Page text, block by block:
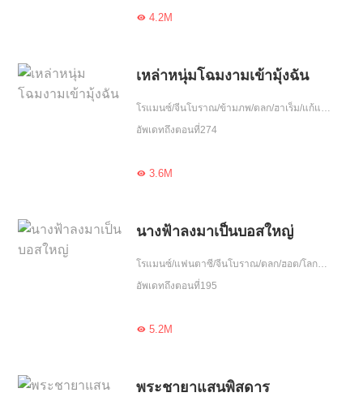
4.2M
เหล่าหนุ่มโฉมงามเข้ามุ้งฉัน
โรแมนซ์/จีนโบราณ/ข้ามภพ/ตลก/ฮาเร็ม/แก้แค้น/ความรัก
อัพเดทถึงตอนที่274
3.6M
นางฟ้าลงมาเป็นบอสใหญ่
โรแมนซ์/แฟนตาซี/จีนโบราณ/ตลก/ฮอต/โลกลึกลับ/ความรัก/โชคชะตา
อัพเดทถึงตอนที่195
5.2M
พระชายาแสนพิสดาร